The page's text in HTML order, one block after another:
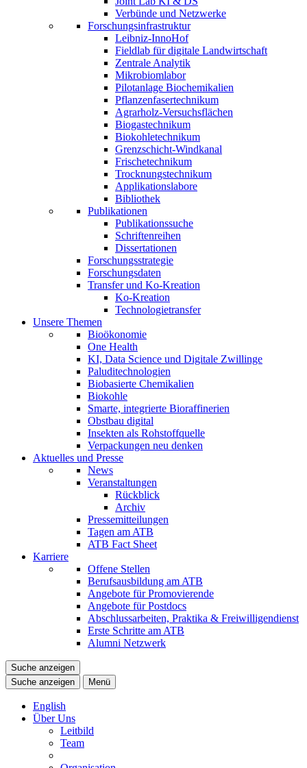
Verbünde und Netzwerke
Forschungsinfrastruktur
Leibniz-InnoHof
Fieldlab für digitale Landwirtschaft
Zentrale Analytik
Mikrobiomlabor
Pilotanlage Biochemikalien
Pflanzenfasertechnikum
Agrarholz-Versuchsflächen
Biogastechnikum
Biokohletechnikum
Grenzschicht-Windkanal
Frischetechnikum
Trocknungstechnikum
Applikationslabore
Bibliothek
Publikationen
Publikationssuche
Schriftenreihen
Dissertationen
Forschungsstrategie
Forschungsdaten
Transfer und Ko-Kreation
Ko-Kreation
Technologietransfer
Unsere Themen
Bioökonomie
One Health
KI, Data Science und Digitale Zwillinge
Paluditechnologien
Biobasierte Chemikalien
Biokohle
Smarte, integrierte Bioraffinerien
Obstbau digital
Insekten als Rohstoffquelle
Verpackungen neu denken
Aktuelles und Presse
News
Veranstaltungen
Rückblick
Archiv
Pressemitteilungen
Tagen am ATB
ATB Fact Sheet
Karriere
Offene Stellen
Berufsausbildung am ATB
Angebote für Promovierende
Angebote für Postdocs
Abschlussarbeiten, Praktika & Freiwilligendienst
Erste Schritte am ATB
Alumni Netzwerk
Suche anzeigen
Suche anzeigen
Menü
English
Über Uns
Leitbild
Team